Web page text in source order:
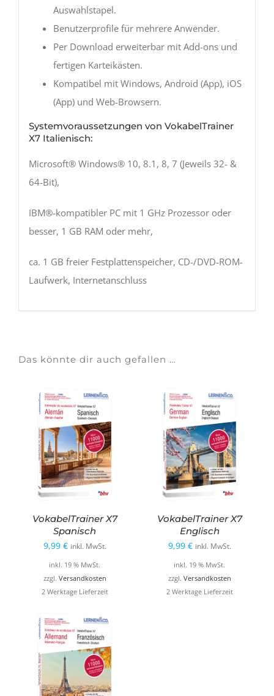
Auswahlstapel.
Benutzerprofile für mehrere Anwender.
Per Download erweiterbar mit Add-ons und
fertigen Karteikästen.
Kompatibel mit Windows, Android (App), iOS
(App) und Web-Browsern.
Systemvoraussetzungen von VokabelTrainer
X7 Italienisch:
Microsoft® Windows® 10, 8.1, 8, 7 (Jeweils 32- &
64-Bit),
IBM®-kompatibler PC mit 1 GHz Prozessor oder
besser, 1 GB RAM oder mehr,
ca. 1 GB freier Festplattenspeicher, CD-/DVD-ROM-
Laufwerk, Internetanschluss
Das könnte dir auch gefallen …
VokabelTrainer X7
Spanisch
9,99 € inkl. MwSt.
inkl. 19 % MwSt.
zzgl. Versandkosten
2 Werktage Lieferzeit
VokabelTrainer X7
Englisch
9,99 € inkl. MwSt.
inkl. 19 % MwSt.
zzgl. Versandkosten
2 Werktage Lieferzeit